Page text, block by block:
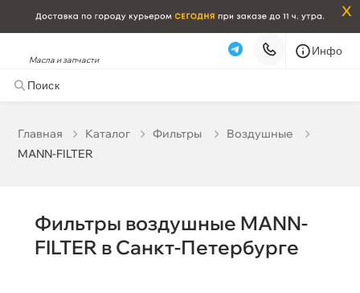
x
Масла и запчасти
Инфо
Главная Катало Фильтры
оздушные
MANN-FILTER
Наличие в магазинах
Фильтры воздушные MANN-
FILTER в Санкт-Петербурге
Самовывоз